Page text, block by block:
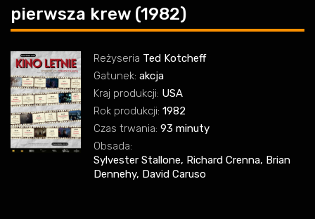
pierwsza krew (1982)
Reżyseria Ted Kotcheff
Gatunek: akcja
Kraj produkcji: USA
Rok produkcji: 1982
Czas trwania: 93 minuty
Obsada:
Sylvester Stallone, Richard Crenna, Brian
Dennehy, David Caruso